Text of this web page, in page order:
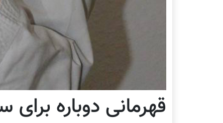
قهرمانى دوباره